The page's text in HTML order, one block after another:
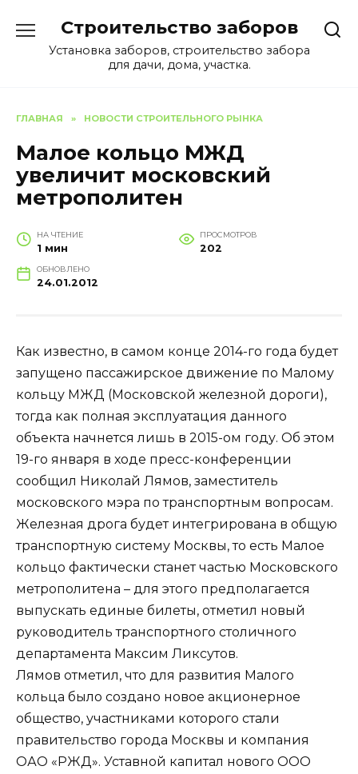
содержанию
Строительство заборов
Установка заборов, строительство забора
для дачи, дома, участка.
ГЛАВНАЯ » НОВОСТИ СТРОИТЕЛЬНОГО РЫНКА
Малое кольцо МЖД
увеличит московский
метрополитен
НА ЧТЕНИЕ
1 мин
ПРОСМОТРОВ
202
ОБНОВЛЕНО
24.01.2012
Как известно, в самом конце 2014-го года будет
запущено пассажирское движение по Малому
кольцу МЖД (Московской железной дороги),
тогда как полная эксплуатация данного
объекта начнется лишь в 2015-ом году. Об этом
19-го января в ходе пресс-конференции
сообщил Николай Лямов, заместитель
московского мэра по транспортным вопросам.
Железная дрога будет интегрирована в общую
транспортную систему Москвы, то есть Малое
кольцо фактически станет частью Московского
метрополитена – для этого предполагается
выпускать единые билеты, отметил новый
руководитель транспортного столичного
департамента Максим Ликсутов.
Лямов отметил, что для развития Малого
кольца было создано новое акционерное
общество, участниками которого стали
правительство города Москвы и компания
ОАО «РЖД». Уставной капитал нового ООО